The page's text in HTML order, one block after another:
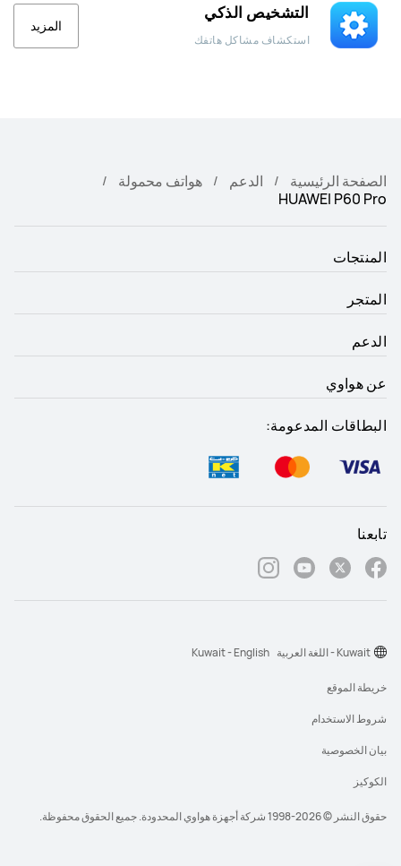
التشخيص الذكي
استكشاف مشاكل هاتفك
المزيد
الصفحة الرئيسية الدعم
هواتف محمولة
HUAWEI P60 Pro
المنتجات
المتجر
الدعم
عن هواوي
البطاقات المدعومة:
تابعنا
حقوق النشر © 2026-1998 شركة أجهزة هواوي المحدودة. جميع الحقوق محفوظة.
خريطة الموقع
شروط الاستخدام
بيان الخصوصية
الكوكيز
Kuwait - اللغة العربية Kuwait - English